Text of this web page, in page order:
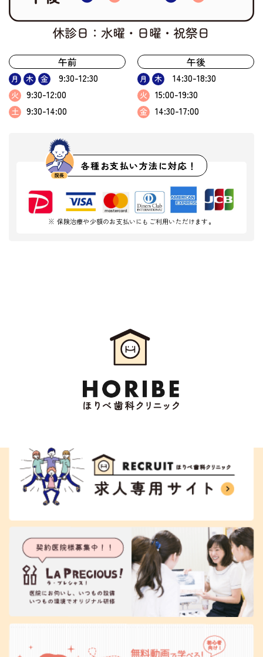
午前
月 木 金 9:30-12:30
火 9:30-12:00
土 9:30-14:00
午後
月 木 14:30-18:30
火 15:00-19:30
金 14:30-17:00
各種お支払い方法に対応！
※ 保険治療や少額のお支払いにもご利用いただけます。